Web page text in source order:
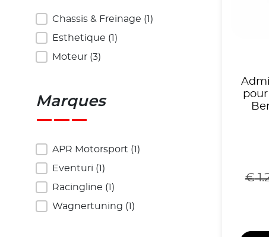
Catégories
Chassis & Freinage (1)
Esthetique (1)
Moteur (3)
Marques
Marques
APR Motorsport (1)
Eventuri (1)
Racingline (1)
Wagnertuning (1)
pour
€